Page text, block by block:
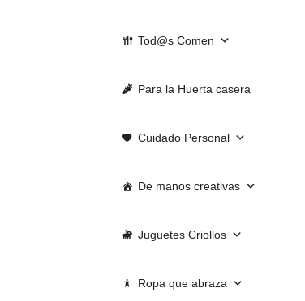
Tod@s Comen
Para la Huerta casera
Cuidado Personal
De manos creativas
Juguetes Criollos
Ropa que abraza